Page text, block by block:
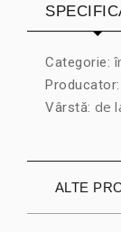
Categorie:
Producator:
Vârstă: de
ALTE